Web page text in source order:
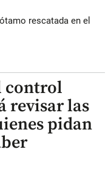
rescatada en el
control
revisar las
pidan